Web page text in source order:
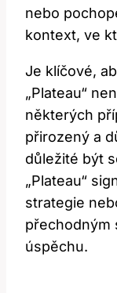
nebo
kontext, ve
Je klíčové,
„Plateau“​
některých
přirozený a
důležité být
„Plateau“
strategie
přechodným
úspěchu.